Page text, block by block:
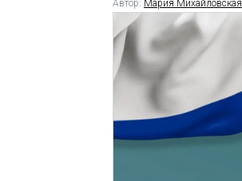
Автор: Мария Михайловская